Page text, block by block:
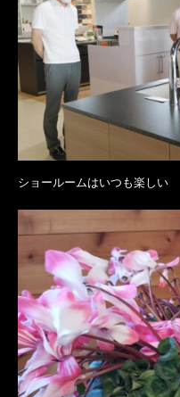
ショールームはいつも楽しい